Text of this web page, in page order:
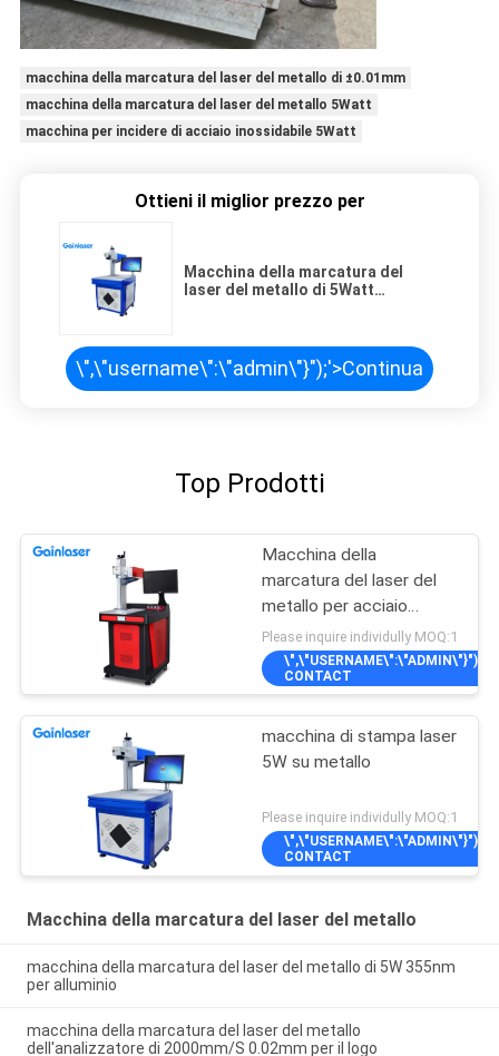
macchina della marcatura del laser del metallo di ±0.01mm
macchina della marcatura del laser del metallo 5Watt
macchina per incidere di acciaio inossidabile 5Watt
Ottieni il miglior prezzo per
Macchina della marcatura del
laser del metallo di 5Watt
\",\"username\":\"admin\"}");'>Continua
Top Prodotti
Macchina della
marcatura del laser del
metallo per acciaio
inossidabile
Please inquire individully MOQ:1
\",\"USERNAME\":\"ADMIN\"}");'>
CONTACT
macchina di stampa laser
5W su metallo
Please inquire individully MOQ:1
\",\"USERNAME\":\"ADMIN\"}");'>
CONTACT
Macchina della marcatura del laser del metallo
macchina della marcatura del laser del metallo di 5W 355nm
per alluminio
macchina della marcatura del laser del metallo
dell'analizzatore di 2000mm/S 0.02mm per il logo